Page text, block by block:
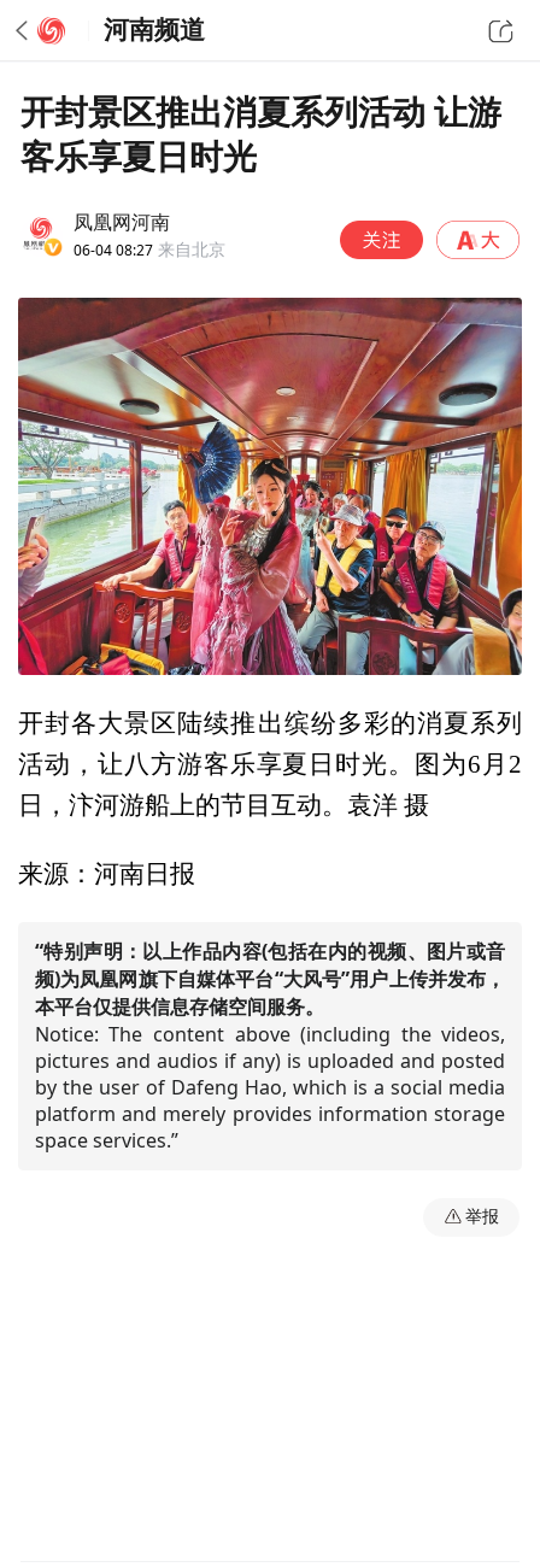
河南频道
开封景区推出消夏系列活动 让游
客乐享夏日时光
凤凰网河南
06-04 08:27 来自北京
开封各大景区陆续推出缤纷多彩的消夏系列
活动，让八方游客乐享夏日时光。图为6月2
日，汴河游船上的节目互动。袁洋 摄
来源：河南日报
“特别声明：以上作品内容(包括在内的视频、图片或音
频)为凤凰网旗下自媒体平台“大风号”用户上传并发布，
本平台仅提供信息存储空间服务。
Notice: The content above (including the videos,
pictures and audios if any) is uploaded and posted
by the user of Dafeng Hao, which is a social media
platform and merely provides information storage
space services.”
举报